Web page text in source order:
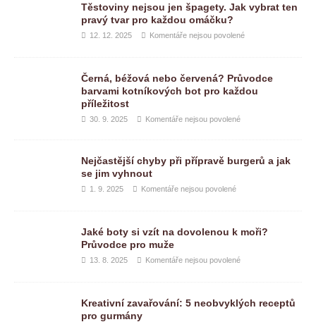
Těstoviny nejsou jen špagety. Jak vybrat ten
pravý tvar pro každou omáčku?
12. 12. 2025 Komentáře nejsou povolené
Černá, béžová nebo červená? Průvodce
barvami kotníkových bot pro každou
příležitost
30. 9. 2025 Komentáře nejsou povolené
Nejčastější chyby při přípravě burgerů a jak
se jim vyhnout
1. 9. 2025 Komentáře nejsou povolené
Jaké boty si vzít na dovolenou k moři?
Průvodce pro muže
13. 8. 2025 Komentáře nejsou povolené
Kreativní zavařování: 5 neobvyklých receptů
pro gurmány